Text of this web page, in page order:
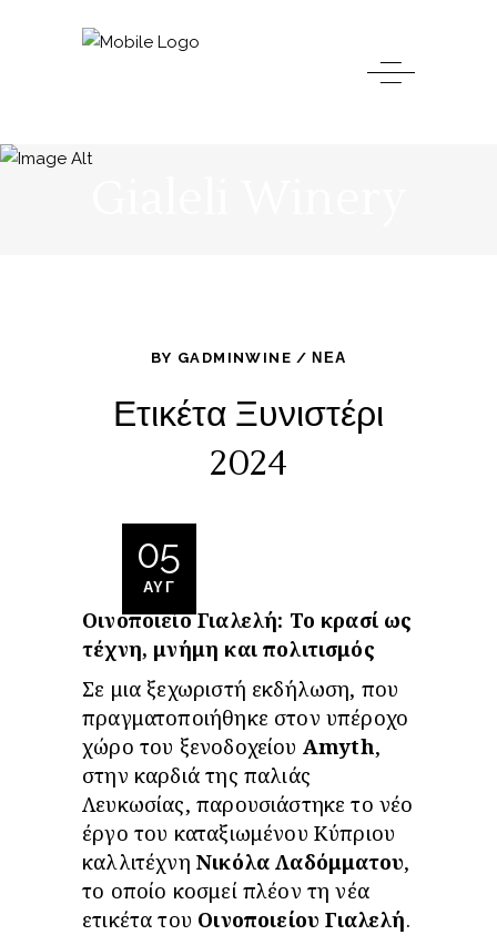
BY GADMINWINE ΝΈΑ
Ετικέτα Ξυνιστέρι
2024
05
ΑΥΓ
Οινοποιείο Γιαλελή: Το κρασί ως
τέχνη, μνήμη και πολιτισμός
Σε μια ξεχωριστή εκδήλωση, που
πραγματοποιήθηκε στον υπέροχο
χώρο του ξενοδοχείου Amyth,
στην καρδιά της παλιάς
Λευκωσίας, παρουσιάστηκε το νέο
έργο του καταξιωμένου Κύπριου
καλλιτέχνη Νικόλα Λαδόμματου,
το οποίο κοσμεί πλέον τη νέα
ετικέτα του Οινοποιείου Γιαλελή.